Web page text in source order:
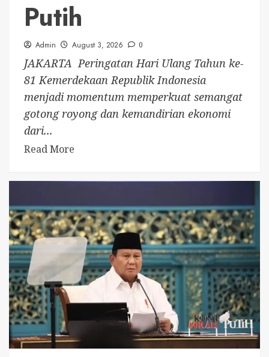
Putih
Admin August 3, 2026 0
JAKARTA  Peringatan Hari Ulang Tahun ke-
81 Kemerdekaan Republik Indonesia
menjadi momentum memperkuat semangat
gotong royong dan kemandirian ekonomi
dari...
Read More